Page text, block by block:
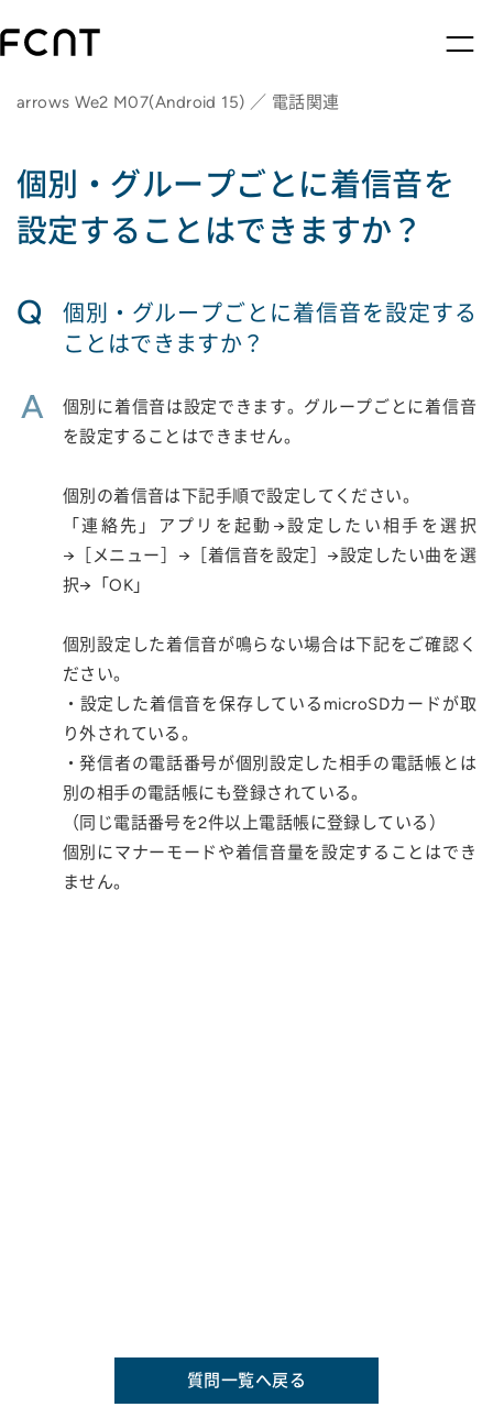
arrows We2 M07(Android 15) ／ 電話関連
個別・グループごとに着信音を
設定することはできますか？
Q
個別・グループごとに着信音を設定する
ことはできますか？
A
個別に着信音は設定できます。グループごとに着信音
を設定することはできません。
個別の着信音は下記手順で設定してください。
「連絡先」アプリを起動→設定したい相手を選択
→［メニュー］→［着信音を設定］→設定したい曲を選
択→「OK」
個別設定した着信音が鳴らない場合は下記をご確認く
ださい。
・設定した着信音を保存しているmicroSDカードが取
り外されている。
・発信者の電話番号が個別設定した相手の電話帳とは
別の相手の電話帳にも登録されている。
（同じ電話番号を2件以上電話帳に登録している）
個別にマナーモードや着信音量を設定することはでき
ません。
質問一覧へ戻る